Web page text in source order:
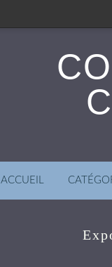
ACCUEIL